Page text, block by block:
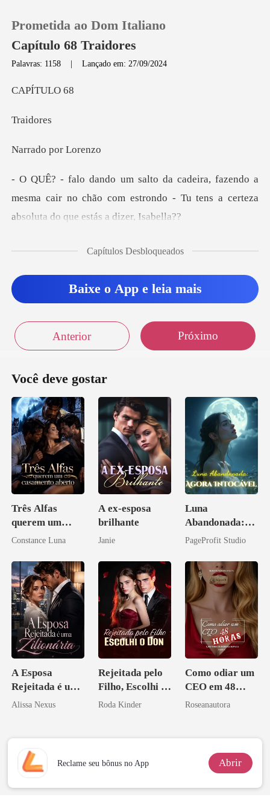
Loja
Histórico
Sair
Prometida ao Dom Italiano
Capítulo 68 Traidores
Palavras: 1158 |Lançado em: 27/09/2024
ÍTU
ido
o por
o a
mesma cair no chão com estrondo - Tu tens a c
Capítulos Desbloqueados
Baixe o App e leia mais
Anterior Próximo
Você deve gostar
Três Alfas
querem um
casamento
Constance Luna
A ex-esposa
brilhante
Janie
Luna
Abandonada:
Agora Intocável
PageProfit Studio
A Esposa
Rejeitada é uma
Zilionária
Alissa Nexus
Rejeitada pelo
Filho, Escolhi o
Don
Roda Kinder
Como odiar um
CEO em 48
horas
Roseanautora
Reclame seu bônus no App Abrir